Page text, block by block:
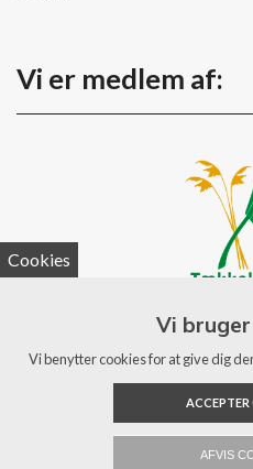
Vi er medlem af:
Cookies
Vi
Vi benytter cookies for at give dig
ACCEPTER
AFVIS